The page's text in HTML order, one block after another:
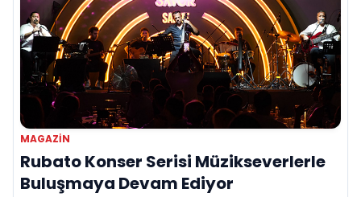
MAGAZIN
Rubato Konser Serisi Müzikseverlerle
Buluşmaya Devam Ediyor